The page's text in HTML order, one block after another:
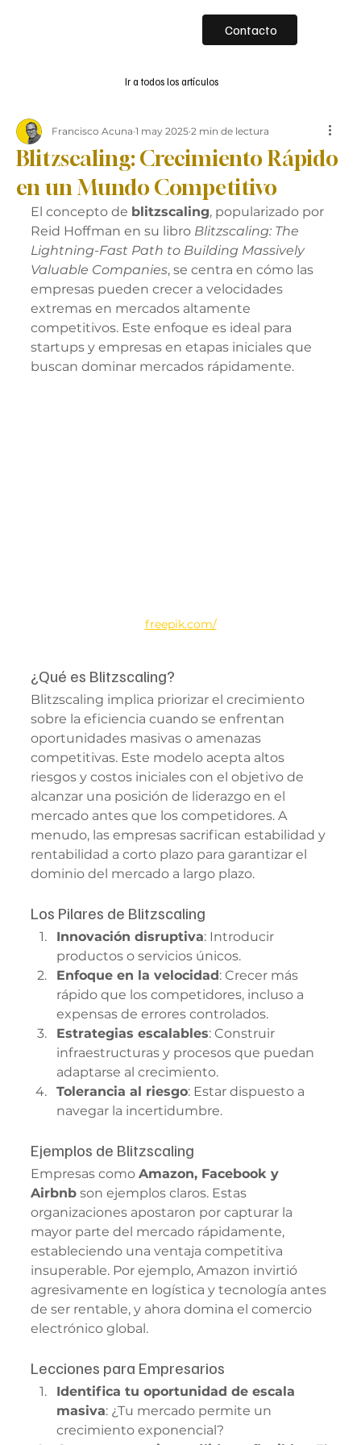
Contacto
Ir a todos los artículos
Blitzscaling: Crecimiento Rápido
en un Mundo Competitivo
Francisco Acuna 1 may 2025 2 min de lectura
El concepto de blitzscaling, popularizado por
Reid Hoffman en su libro Blitzscaling: The
Lightning-Fast Path to Building Massively
Valuable Companies, se centra en cómo las
empresas pueden crecer a velocidades
extremas en mercados altamente
competitivos. Este enfoque es ideal para
startups y empresas en etapas iniciales que
buscan dominar mercados rápidamente.
freepik.com/
¿Qué es Blitzscaling?
Blitzscaling implica priorizar el crecimiento
sobre la eficiencia cuando se enfrentan
oportunidades masivas o amenazas
competitivas. Este modelo acepta altos
riesgos y costos iniciales con el objetivo de
alcanzar una posición de liderazgo en el
mercado antes que los competidores. A
menudo, las empresas sacrifican estabilidad y
rentabilidad a corto plazo para garantizar el
dominio del mercado a largo plazo.
Los Pilares de Blitzscaling
Innovación disruptiva: Introducir
productos o servicios únicos.
Enfoque en la velocidad: Crecer más
rápido que los competidores, incluso a
expensas de errores controlados.
Estrategias escalables: Construir
infraestructuras y procesos que puedan
adaptarse al crecimiento.
Tolerancia al riesgo: Estar dispuesto a
navegar la incertidumbre.
Ejemplos de Blitzscaling
Empresas como Amazon, Facebook y
Airbnb son ejemplos claros. Estas
organizaciones apostaron por capturar la
mayor parte del mercado rápidamente,
estableciendo una ventaja competitiva
insuperable. Por ejemplo, Amazon invirtió
agresivamente en logística y tecnología antes
de ser rentable, y ahora domina el comercio
electrónico global.
Lecciones para Empresarios
Identifica tu oportunidad de escala
masiva: ¿Tu mercado permite un
crecimiento exponencial?